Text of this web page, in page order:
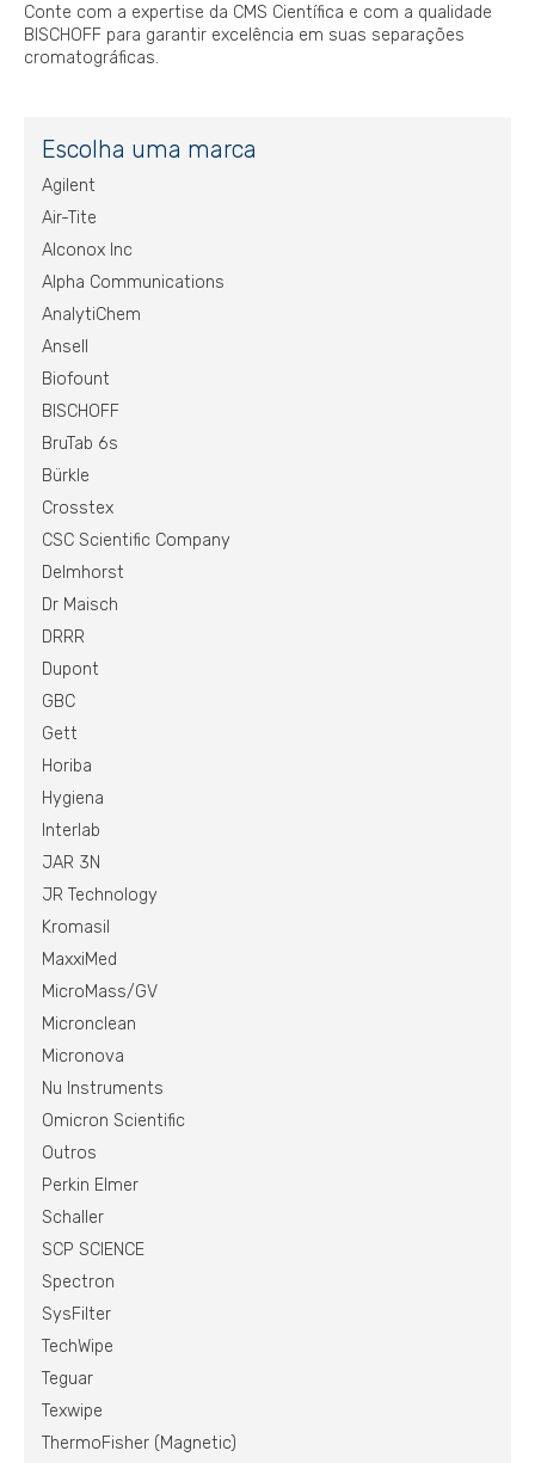
Conte com a expertise da CMS Científica e com a qualidade
BISCHOFF para garantir excelência em suas separações
cromatográficas.
Escolha uma marca
Agilent
Air-Tite
Alconox Inc
Alpha Communications
AnalytiChem
Ansell
Biofount
BISCHOFF
BruTab 6s
Bürkle
Crosstex
CSC Scientific Company
Delmhorst
Dr Maisch
DRRR
Dupont
GBC
Gett
Horiba
Hygiena
Interlab
JAR 3N
JR Technology
Kromasil
MaxxiMed
MicroMass/GV
Micronclean
Micronova
Nu Instruments
Omicron Scientific
Outros
Perkin Elmer
Schaller
SCP SCIENCE
Spectron
SysFilter
TechWipe
Teguar
Texwipe
ThermoFisher (Magnetic)